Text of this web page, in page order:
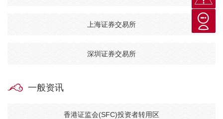
上海证券交易所
深圳证券交易所
一般资讯
香港证监会(SFC)投资者转用区